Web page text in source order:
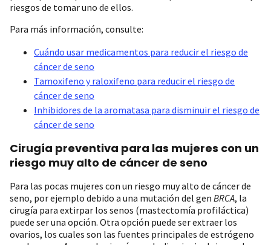
riesgos de tomar uno de ellos.
Para más información, consulte:
Cuándo usar medicamentos para reducir el riesgo de
cáncer de seno
Tamoxifeno y raloxifeno para reducir el riesgo de
cáncer de seno
Inhibidores de la aromatasa para disminuir el riesgo de
cáncer de seno
Cirugía preventiva para las mujeres con un
riesgo muy alto de cáncer de seno
Para las pocas mujeres con un riesgo muy alto de cáncer de
seno, por ejemplo debido a una mutación del gen BRCA, la
cirugía para extirpar los senos (mastectomía profiláctica)
puede ser una opción. Otra opción puede ser extraer los
ovarios, los cuales son las fuentes principales de estrógeno